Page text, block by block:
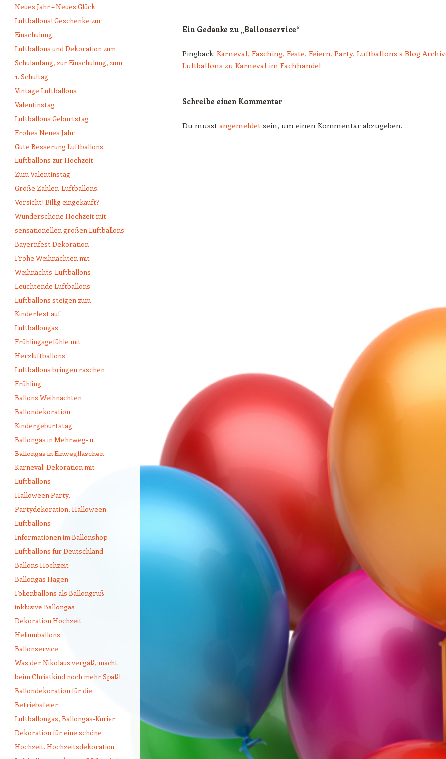
Ein Gedanke zu „ Ballonservice“
Pingback: Karneval, Fasching, Feste, Feiern, Party, Luftballons » Blog
Luftballons zu Karneval im Fachhandel
Schreibe einen Kommentar
Du musst angemeldet sein, um einen Kommentar abzugeben.
Neues Jahr – Neues Glück
Luftballons! Geschenke zur
Einschulung.
Luftballons und Dekoration zum
Schulanfang, zur Einschulung, zum
1. Schultag
Vintage Luftballons
Valentinstag
Luftballons Geburtstag
Frohes Neues Jahr
Gute Besserung Luftballons
Luftballons zur Hochzeit
Zum Valentinstag
Große Zahlen-Luftballons:
Vorsicht! Billig eingekauft?
Wunderschöne Hochzeit mit
sensationellen großen Luftballons
Bayernfest Dekoration
Frohe Weihnachten mit
Weihnachts-Luftballons
Leuchtende Luftballons
Luftballons steigen zum
Kinderfest auf
Luftballongas
Frühlingsgefühle mit
Herzluftballons
Luftballons bringen raschen
Frühling
Ballons Weihnachten
Ballondekoration
Kindergeburtstag
Ballongas in Mehrweg- u.
Ballongas in Einwegflaschen
Karneval: Dekoration mit
Luftballons
Halloween Party,
Partydekoration, Halloween
Luftballons
Informationen im Ballonshop
Luftballons für Deutschland
Ballons Hochzeit
Ballongas Hagen
Folienballons als Ballongruß
inklusive Ballongas
Dekoration Hochzeit
Heliumballons
Ballonservice
Was der Nikolaus vergaß, macht
beim Christkind noch mehr Spaß!
Ballondekoration für die
Betriebsfeier
Luftballongas, Ballongas-Kurier
Dekoration für eine schöne
Hochzeit. Hochzeitsdekoration.